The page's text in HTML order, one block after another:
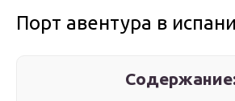
Порт авентура в